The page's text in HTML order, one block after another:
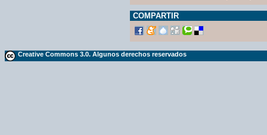
COMPARTIR
Creative Commons 3.0. Algunos derechos reservados